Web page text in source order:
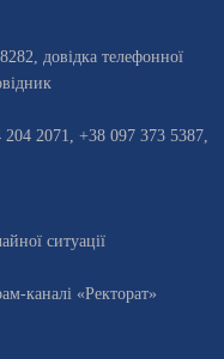
, довiдка телефонної
2071, +38 097 373 5387,
ситуації
каналі «Ректорат»